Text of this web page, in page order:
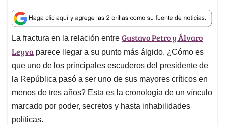
a
t
s
A
p
p
c
e
b
o
o
k
n
k
e
d
I
n
a
i
l
r
e
a
d
s
La fractura en la relación entre Gustavo Petro y Álvaro
Leyva parece llegar a su punto más álgido. ¿Cómo es
que uno de los principales escuderos del presidente de
la República pasó a ser uno de sus mayores críticos en
menos de tres años? Esta es la cronología de un vínculo
marcado por poder, secretos y hasta inhabilidades
políticas.